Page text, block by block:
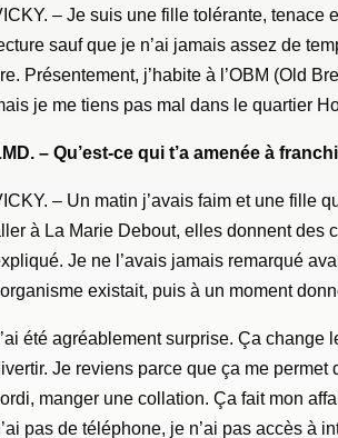
– Je suis une fille tolérante, tenace
sauf que je n’ai jamais assez de
Présentement, j’habite à l’OBM (Old
je me tiens pas mal dans le quartier
– Qu’est-ce qui t’a amenée à
– Un matin j’avais faim et une fille
à La Marie Debout, elles donnent des
Je ne l’avais jamais remarqué
existait, puis à un moment
été agréablement surprise. Ça change
Je reviens parce que ça me
manger une collation. Ça fait mon
pas de téléphone, je n’ai pas accès à